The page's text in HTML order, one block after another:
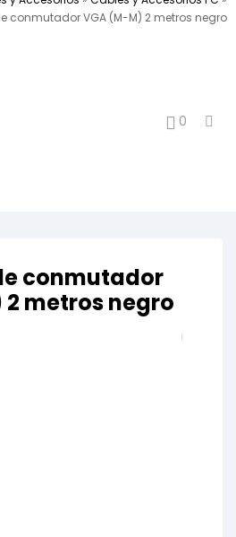
conmutador VGA (M-M) 2 metros negro
0
conmutador
metros negro